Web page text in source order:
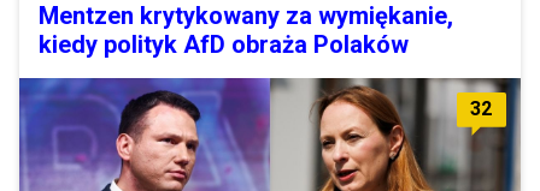
Mentzen krytykowany za wymiękanie,
kiedy polityk AfD obraża Polaków
32